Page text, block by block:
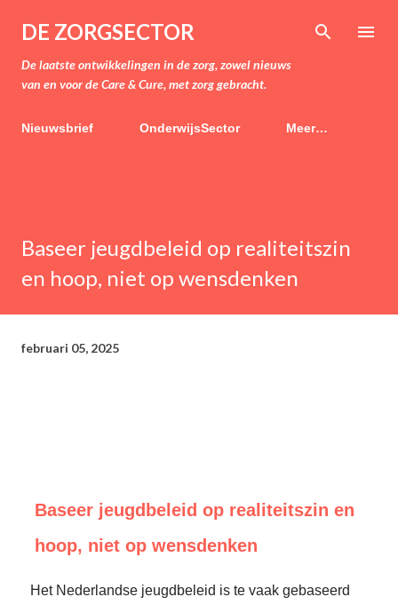
Doorgaan naar hoofdcontent
DE ZORGSECTOR
De laatste ontwikkelingen in de zorg, zowel nieuws
van en voor de Care & Cure, met zorg gebracht.
Nieuwsbrief OnderwijsSector Meer…
Baseer jeugdbeleid op realiteitszin
en hoop, niet op wensdenken
februari 05, 2025
Baseer jeugdbeleid op realiteitszin en
hoop, niet op wensdenken
Het Nederlandse jeugdbeleid is te vaak gebaseerd